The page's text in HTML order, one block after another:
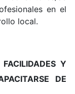
en el
local.
Y
DE